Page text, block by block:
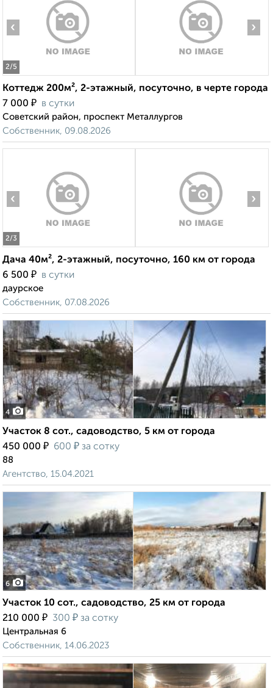
2/5
‹ ›
Коттедж 200м², 2-этажный, посуточно, в черте города
7 000 ₽ в сутки
Советский район, проспект Металлургов
Собственник, 09.08.2026
2/3
‹ ›
Дача 40м², 2-этажный, посуточно, 160 км от города
6 500 ₽ в сутки
даурское
Собственник, 07.08.2026
4
Участок 8 сот., садоводство, 5 км от города
450 000 ₽ 600 ₽ за сотку
88
Агентство, 15.04.2021
6
Участок 10 сот., садоводство, 25 км от города
210 000 ₽ 300 ₽ за сотку
Центральная 6
Собственник, 14.06.2023